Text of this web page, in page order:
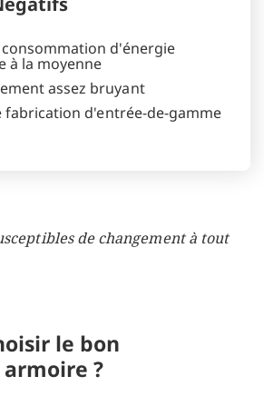
consommation d'énergie
à la moyenne
assez bruyant
fabrication d'entrée-de-gamme
de changement à tout
le bon
?